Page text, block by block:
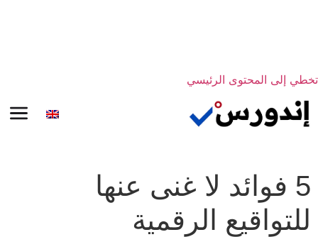
تخطي إلى المحتوى الرئيسي
5 فوائد لا غنى عنها
للتواقيع الرقمية